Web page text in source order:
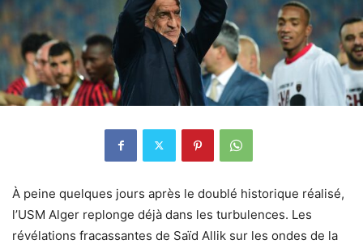
À peine quelques jours après le doublé historique réalisé,
l’USM Alger replonge déjà dans les turbulences. Les
révélations fracassantes de Saïd Allik sur les ondes de la